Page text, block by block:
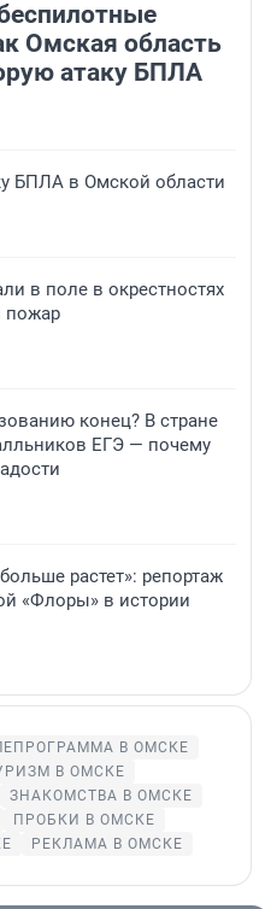
Омская область
атаку БПЛА
БПЛА в Омской области
в поле в окрестностях
пожар
конец? В стране
ЕГЭ — почему
растет»: репортаж
«Флоры» в истории
В ОМСКЕ
В ОМСКЕ
ЗНАКОМСТВА В ОМСКЕ
ПРОБКИ В ОМСКЕ
РЕКЛАМА В ОМСКЕ